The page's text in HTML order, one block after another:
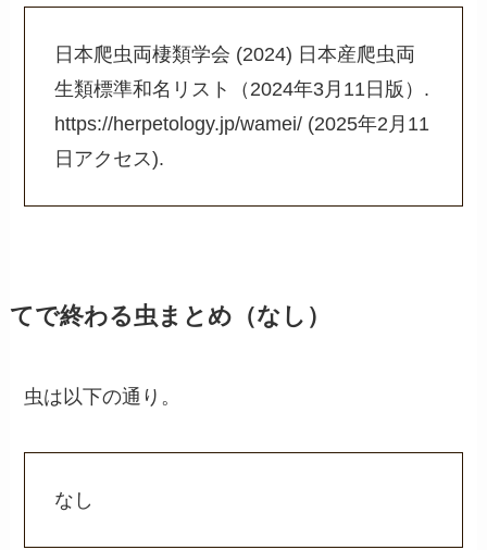
日本爬虫両棲類学会 (2024) 日本産爬虫両
生類標準和名リスト（2024年3月11日版）.
https://herpetology.jp/wamei/ (2025年2月11
日アクセス).
てで終わる虫まとめ（なし）
虫は以下の通り。
なし